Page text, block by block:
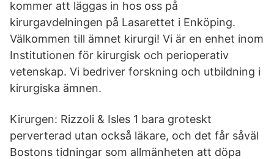
kommer att läggas in hos oss på
kirurgavdelningen på Lasarettet i Enköping.
Välkommen till ämnet kirurgi! Vi är en enhet inom
Institutionen för kirurgisk och perioperativ
vetenskap. Vi bedriver forskning och utbildning i
kirurgiska ämnen.
Kirurgen: Rizzoli & Isles ‪1‬ bara groteskt
perverterad utan också läkare, och det får såväl
Bostons tidningar som allmänheten att döpa